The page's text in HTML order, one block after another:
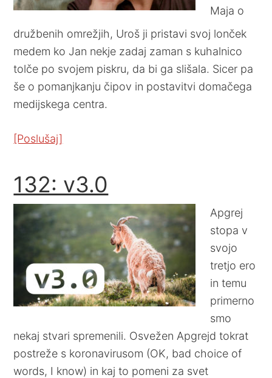
Maja o
družbenih omrežjih, Uroš ji pristavi svoj lonček
medem ko Jan nekje zadaj zaman s kuhalnico
tolče po svojem piskru, da bi ga slišala. Sicer pa
še o pomanjkanju čipov in postavitvi domačega
medijskega centra.
[Poslušaj]
132: v3.0
Apgrej
stopa v
svojo
tretjo ero
in temu
primerno
smo
nekaj stvari spremenili. Osvežen Apgrejd tokrat
postreže s koronavirusom (OK, bad choice of
words, I know) in kaj to pomeni za svet